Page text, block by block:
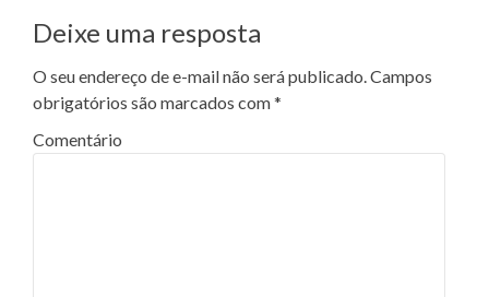
Deixe uma resposta
O seu endereço de e-mail não será publicado.Campos
obrigatórios são marcados com*
Comentário